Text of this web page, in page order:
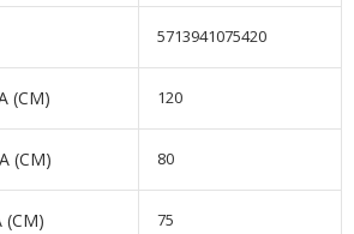
5713941075420
(CM) 120
(CM) 80
(CM) 75